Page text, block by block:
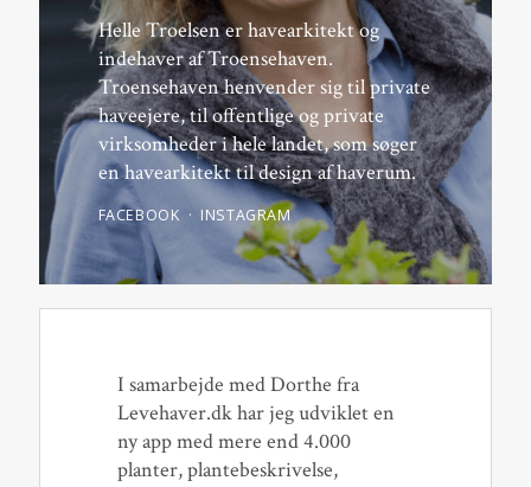
Helle Troelsen er havearkitekt og
indehaver af Troensehaven.
Troensehaven henvender sig til private
haveejere, til offentlige og private
virksomheder i hele landet, som søger
en havearkitekt til design af haverum.
FACEBOOK INSTAGRAM
I samarbejde med Dorthe fra
Levehaver.dk har jeg udviklet en
ny app med mere end 4.000
planter, plantebeskrivelse,